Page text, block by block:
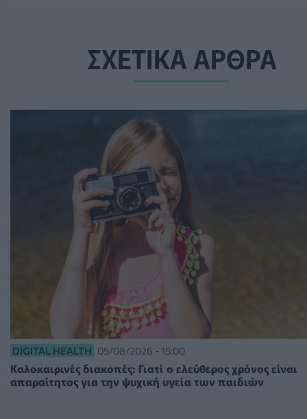
ΣΧΕΤΙΚΑ ΑΡΘΡΑ
DIGITAL HEALTH 05/08/2026 - 15:00
Καλοκαιρινές διακοπές: Γιατί ο ελεύθερος χρόνος είναι
απαραίτητος για την ψυχική υγεία των παιδιών